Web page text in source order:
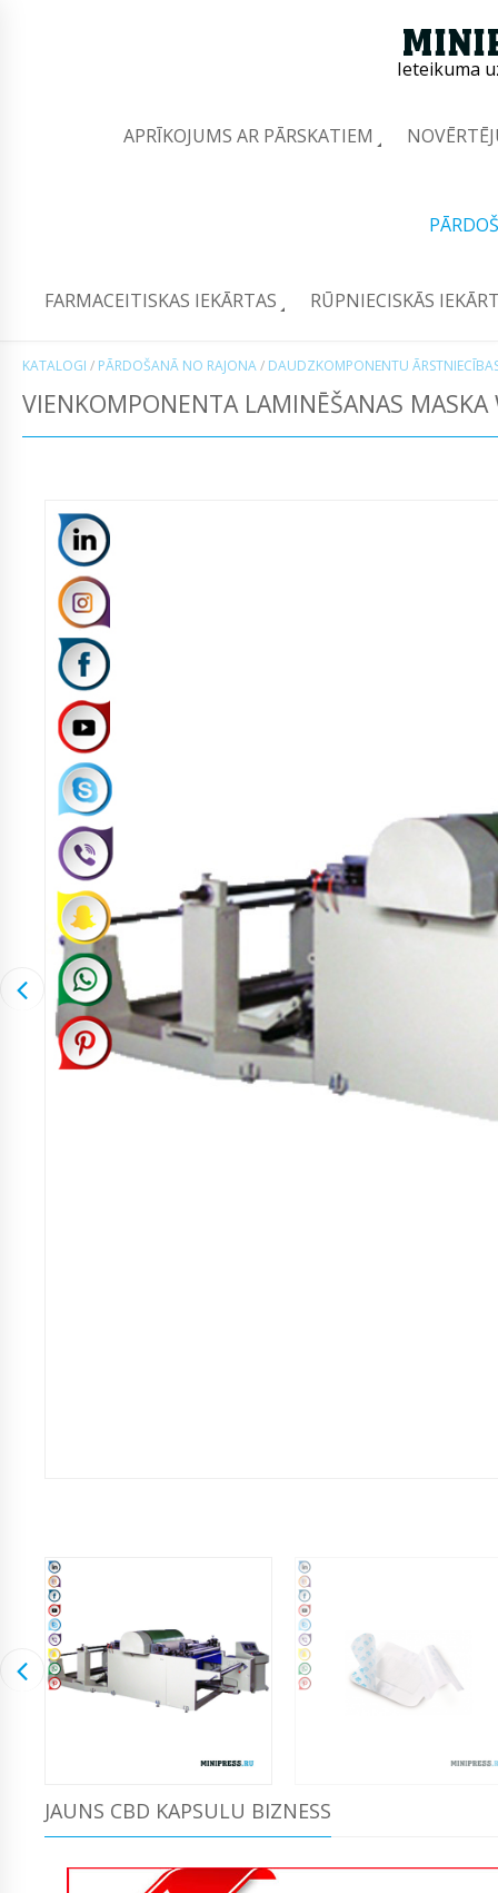
Ieteikuma
APRĪKOJUMS AR PĀRSKATIEM
FARMACEITISKAS IEKĀRTAS RŪPNIECISKĀS
KATALOGI / PĀRDOŠANĀ NO RAJONA/ DAUDZKOMPONENTU
VIENKOMPONENTA LAMINĒŠANAS
JAUNS CBD KAPSULU BIZNESS